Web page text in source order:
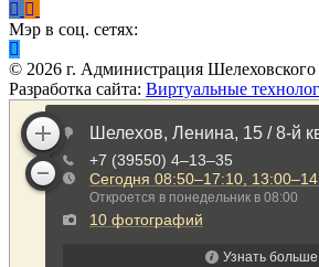
Мэр в соц. сетях:
© 2026 г. Администрация Шелеховского
Разработка сайта: Виртуальные